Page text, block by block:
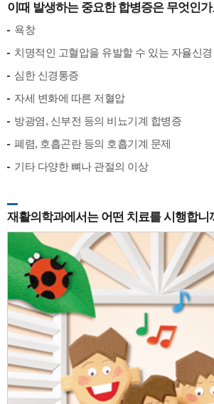
이때 발생하는 중요한 합병증은 무엇인
욕창
치명적인 고혈압을 유발할 수 있는 자율신
심한 신경통증
자세 변화에 따른 저혈압
방광염, 신부전 등의 비뇨기계 합병증
폐렴, 호흡곤란 등의 호흡기계 문제
기타 다양한 뼈나 관절의 이상
재활의학과에서는 어떤 치료를 시행합니